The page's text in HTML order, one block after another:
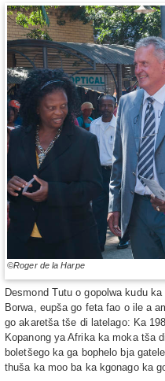
©Roger de la Harpe
Desmond Tutu o gopolwa kudu
Borwa, eupša go feta fao o ile a
go akaretša tše di latelago: Ka
Kopanong ya Afrika ka moka tša
boletšego ka ga bophelo bja
thuša ka moo ba ka kgonago ka